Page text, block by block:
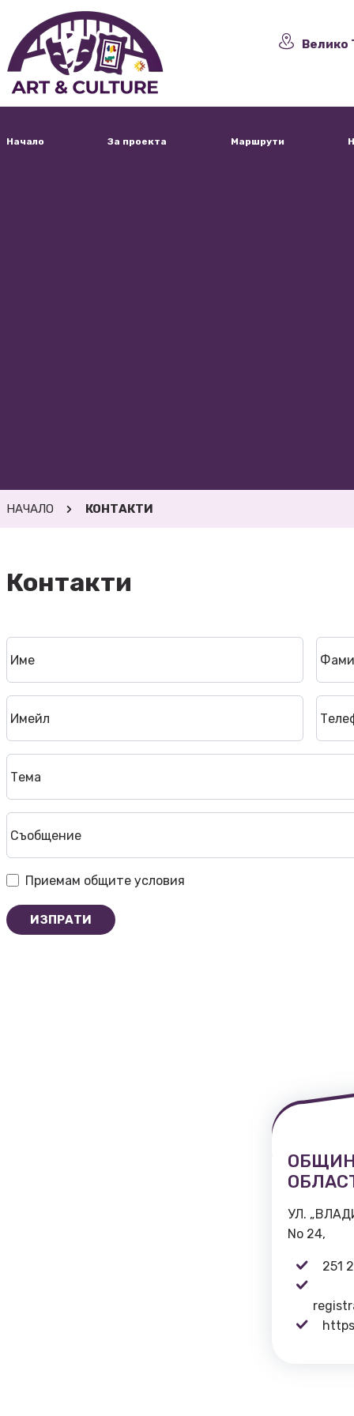
Велико
Начало За проекта Маршрути
НАЧАЛО КОНТАКТИ
Контакти
Име
Имейл
Тема
Съобщение
Приемам общите условия
ИЗПРАТИ
УЛ.
No 24,
251